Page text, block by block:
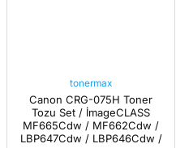
tonermax
Canon CRG-075H Toner
Tozu Set / İmageCLASS
MF665Cdw / MF662Cdw /
LBP647Cdw / LBP646Cdw /